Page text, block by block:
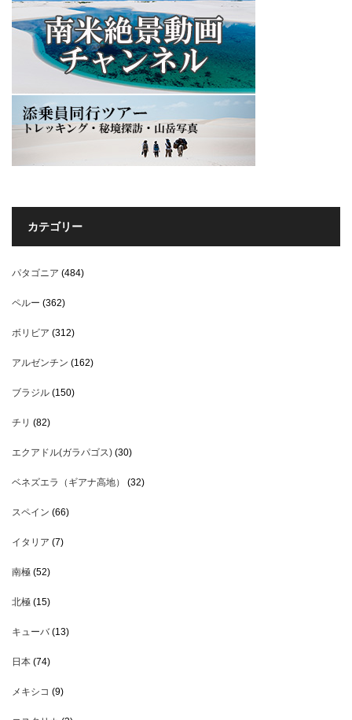
カテゴリー
パタゴニア (484)
ペルー (362)
ボリビア (312)
アルゼンチン (162)
ブラジル (150)
チリ (82)
エクアドル(ガラパゴス) (30)
ベネズエラ（ギアナ高地） (32)
スペイン (66)
イタリア (7)
南極 (52)
北極 (15)
キューバ(13)
日本 (74)
メキシコ (9)